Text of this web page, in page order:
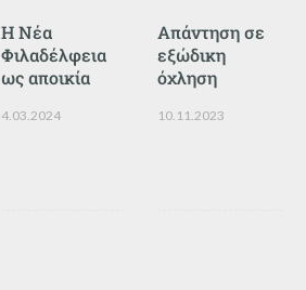
Η Νέα
Φιλαδέλφεια
ως αποικία
4.03.2024
Απάντηση σε
εξώδικη
όχληση
10.11.2023